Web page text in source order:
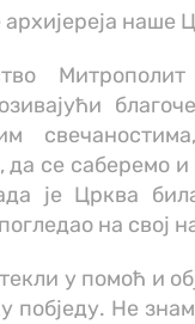
наше
се саберемо
је Црква
на свој
у помоћ и
побједу. Не